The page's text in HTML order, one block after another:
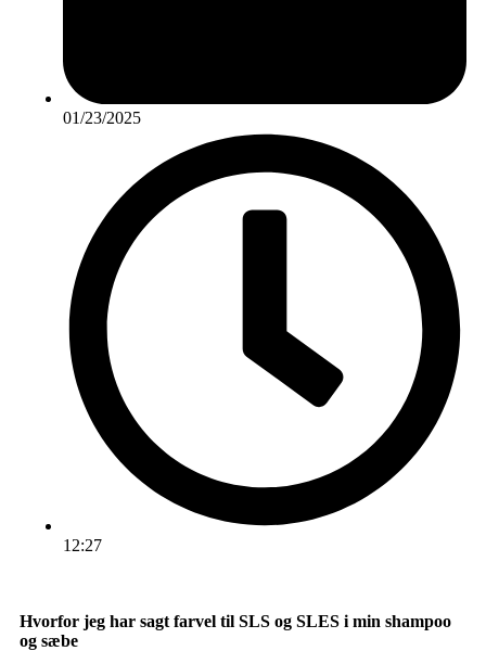
01/23/2025
12:27
Hvorfor jeg har sagt farvel til SLS og SLES i min shampoo
og sæbe